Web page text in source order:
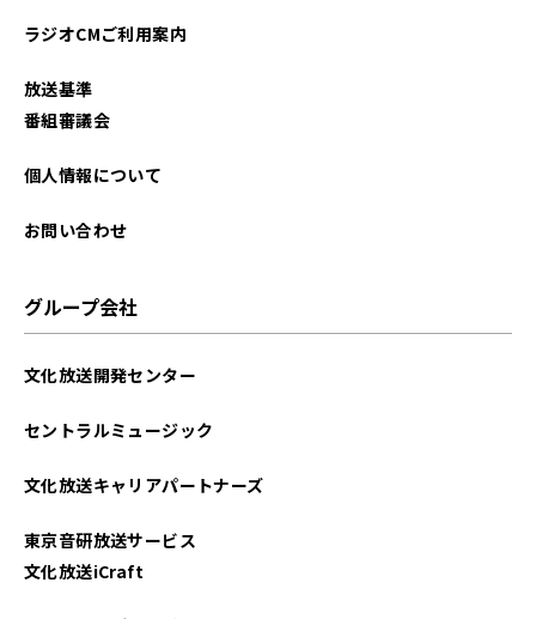
ラジオCMご利用案内
放送基準
番組審議会
個人情報について
お問い合わせ
グループ会社
文化放送開発センター
セントラルミュージック
文化放送キャリアパートナーズ
東京音研放送サービス
文化放送iCraft